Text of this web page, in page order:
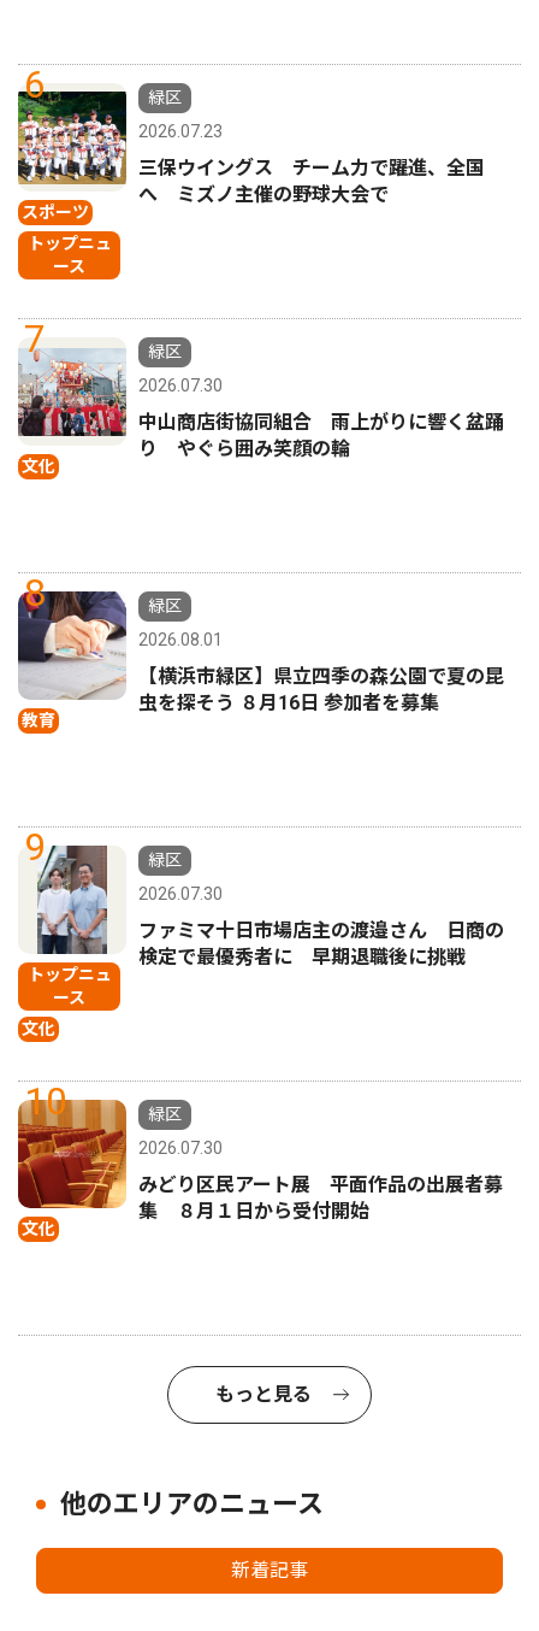
6
スポーツ
トップニュ
ース
緑区
2026.07.23
三保ウイングス チーム力で躍進、全国
へ ミズノ主催の野球大会で
7
文化
緑区
2026.07.30
中山商店街協同組合 雨上がりに響く盆踊
り やぐら囲み笑顔の輪
8
教育
緑区
2026.08.01
【横浜市緑区】県立四季の森公園で夏の昆
虫を探そう ８月16日 参加者を募集
9
トップニュ
ース
文化
緑区
2026.07.30
ファミマ十日市場店主の渡邉さん 日商の
検定で最優秀者に 早期退職後に挑戦
10
文化
緑区
2026.07.30
みどり区民アート展 平面作品の出展者募
集 ８月１日から受付開始
もっと見る
他のエリアのニュース
新着記事